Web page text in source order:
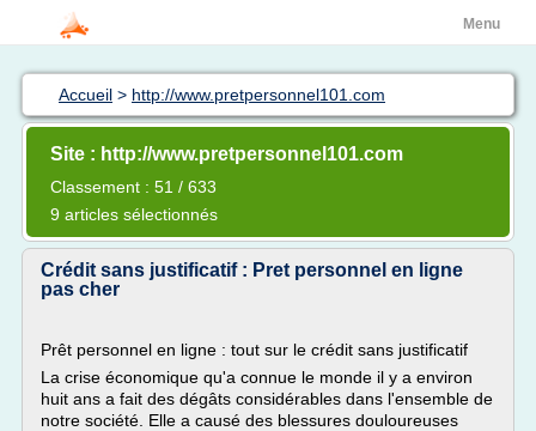
Menu
Accueil > http://www.pretpersonnel101.com
Site : http://www.pretpersonnel101.com
Classement : 51 / 633
9 articles sélectionnés
Crédit sans justificatif : Pret personnel en ligne
pas cher
Prêt personnel en ligne : tout sur le crédit sans justificatif
La crise économique qu'a connue le monde il y a environ
huit ans a fait des dégâts considérables dans l'ensemble de
notre société. Elle a causé des blessures douloureuses